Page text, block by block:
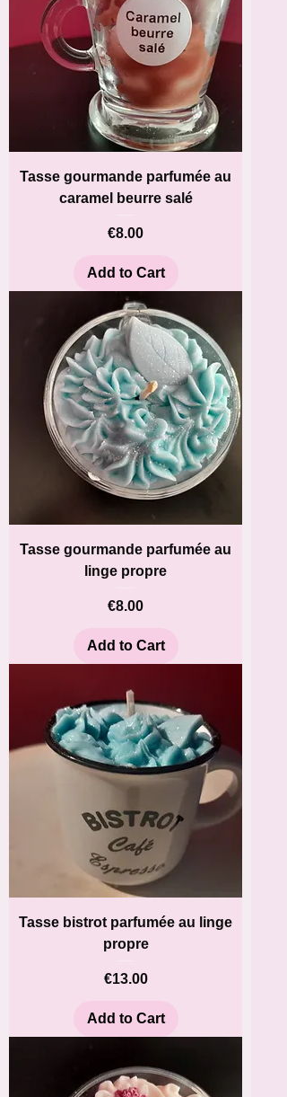
Tasse gourmande parfumée au
caramel beurre salé
Price
€8.00
Add to Cart
Tasse gourmande parfumée au
linge propre
Price
€8.00
Add to Cart
Tasse bistrot parfumée au linge
propre
Price
€13.00
Add to Cart